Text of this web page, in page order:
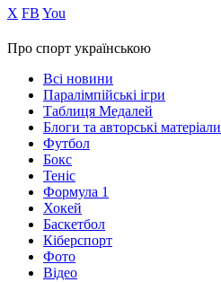
Х FB You
Про спорт українською
Всі новини
Паралімпійські ігри
Таблиця Медалей
Блоги та авторські матеріали
Футбол
Бокс
Теніс
Формула 1
Хокей
Баскетбол
Кіберспорт
Фото
Відео